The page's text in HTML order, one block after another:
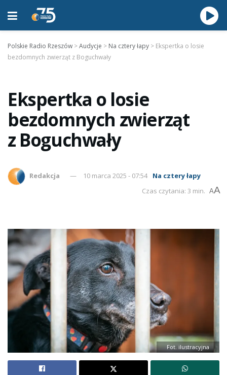
Polskie Radio Rzeszów >Audycje > Na cztery łapy > Ekspertka o losie
bezdomnych zwierząt z Boguchwały
Ekspertka o losie
bezdomnych zwierząt
z Boguchwały
Redakcja 10 marca 2025 - 07:54 Na cztery łapy
Czas czytania: 3 min. AA
Fot. ilustracyjna